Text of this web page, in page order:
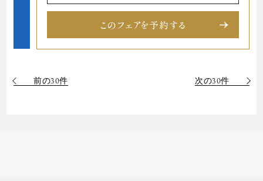
このフェアを予約する
前の30件 次の30件